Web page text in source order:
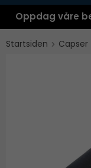
Oppdag våre
Startsiden Capser